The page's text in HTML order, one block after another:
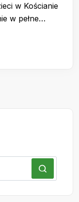
w Kościanie
w pełne…